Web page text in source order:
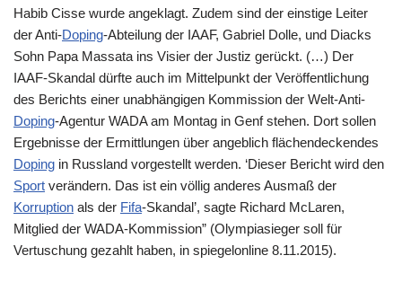
Habib Cisse wurde angeklagt. Zudem sind der einstige Leiter
der Anti-Doping-Abteilung der IAAF, Gabriel Dolle, und Diacks
Sohn Papa Massata ins Visier der Justiz gerückt. (…) Der
IAAF-Skandal dürfte auch im Mittelpunkt der Veröffentlichung
des Berichts einer unabhängigen Kommission der Welt-Anti-
Doping-Agentur WADA am Montag in Genf stehen. Dort sollen
Ergebnisse der Ermittlungen über angeblich flächendeckendes
Doping in Russland vorgestellt werden. ‘Dieser Bericht wird den
Sport verändern. Das ist ein völlig anderes Ausmaß der
Korruption als der Fifa-Skandal’, sagte Richard McLaren,
Mitglied der WADA-Kommission” (Olympiasieger soll für
Vertuschung gezahlt haben, in spiegelonline 8.11.2015).